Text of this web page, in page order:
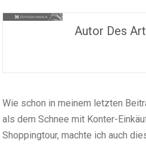
Autor Des
Wie schon in meinem letzten
als dem Schnee mit Konter-
Shoppingtour, machte ich auch